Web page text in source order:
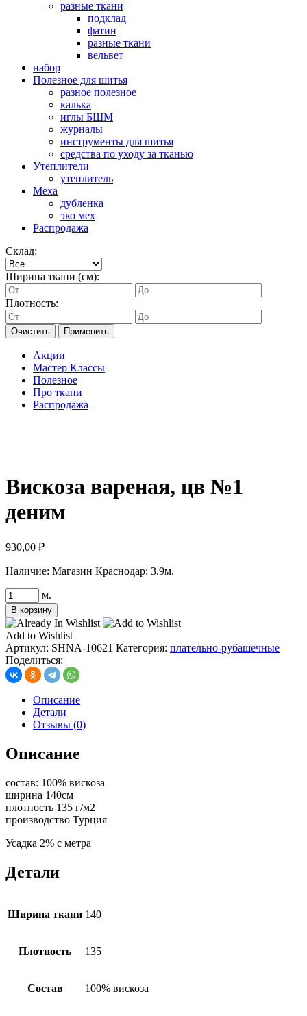
разные ткани
подклад
фатин
разные ткани
вельвет
набор
Полезное для шитья
разное полезное
калька
иглы БШМ
журналы
инструменты для шитья
средства по уходу за тканью
Утеплители
утеплитель
Меха
дубленка
эко мех
Распродажа
Склад:
Ширина ткани (см):
Плотность:
Очистить Применить
Акции
Мастер Классы
Полезное
Про ткани
Распродажа
Вискоза вареная, цв №1
деним
930,00 ₽
Наличие: Магазин Краснодар: 3.9м.
Количество
товара
Вискоза
вареная,
цв
№1
деним
м.
В корзину
Add to Wishlist
Артикул: SHNA-10621 Категория: плательно-рубашечные
Поделиться:
Описание
Детали
Отзывы (0)
Описание
состав: 100% вискоза
ширина 140см
плотность 135 г/м2
производство Турция
Усадка 2% с метра
Детали
Ширина ткани 140
Плотность 135
Состав 100% вискоза